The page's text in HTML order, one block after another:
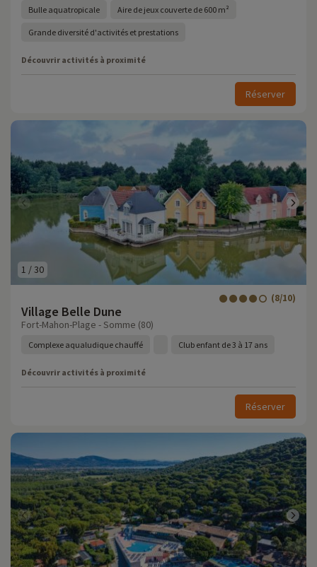
Bulle aquatropicale Aire de jeux couverte de 600 m²
Grande diversité d'activités et prestations
Découvrir activités à proximité
Réserver
1 /30
Village Belle Dune
(8/10)
Fort-Mahon-Plage - Somme (80)
Complexe aqualudique chauffé Club enfant de 3 à 17 ans
Découvrir activités à proximité
Réserver